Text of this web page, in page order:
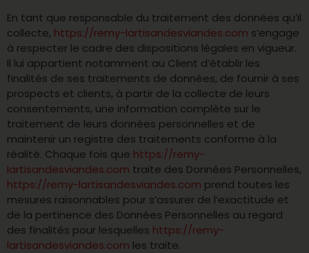
En tant que responsable du traitement des données qu’il
collecte, https://remy-lartisandesviandes.com s’engage
à respecter le cadre des dispositions légales en vigueur.
Il lui appartient notamment au Client d’établir les
finalités de ses traitements de données, de fournir à ses
prospects et clients, à partir de la collecte de leurs
consentements, une information complète sur le
traitement de leurs données personnelles et de
maintenir un registre des traitements conforme à la
réalité. Chaque fois que https://remy-
lartisandesviandes.com traite des Données Personnelles,
https://remy-lartisandesviandes.com prend toutes les
mesures raisonnables pour s’assurer de l’exactitude et
de la pertinence des Données Personnelles au regard
des finalités pour lesquelles https://remy-
lartisandesviandes.com les traite.